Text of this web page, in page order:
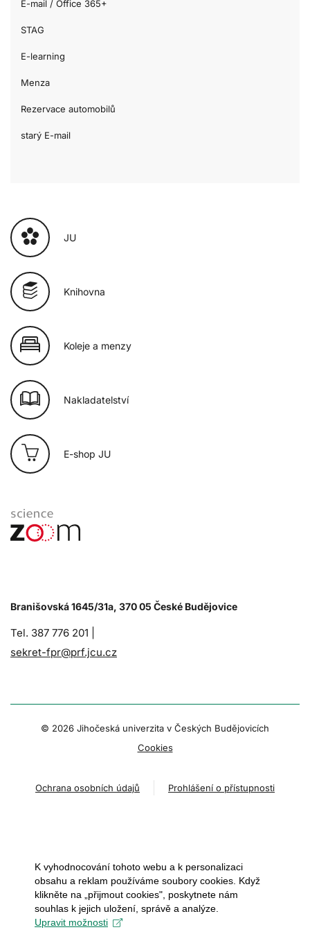
E-mail / Office 365+
STAG
E-learning
Menza
Rezervace automobilů
starý E-mail
JU
Knihovna
Koleje a menzy
Nakladatelství
E-shop JU
Branišovská 1645/31a, 370 05 České Budějovice
Tel. 387 776 201 |
sekret-fpr@prf.jcu.cz
© 2026 Jihočeská univerzita v Českých Budějovicích
Cookies
Ochrana osobních údajů Prohlášení o přístupnosti
K vyhodnocování tohoto webu a k personalizaci
obsahu a reklam používáme soubory cookies. Když
klikněte na „přijmout cookies", poskytnete nám
souhlas k jejich uložení, správě a analýze.
Upravit možnosti